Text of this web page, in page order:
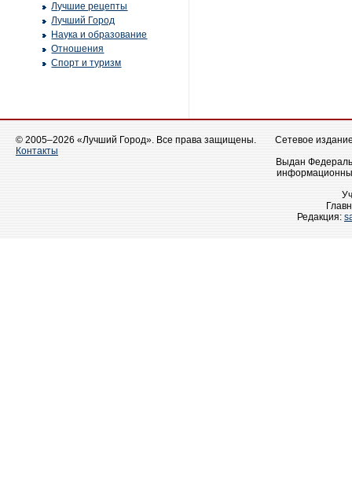
Лучшие рецепты
Лучший Город
Наука и образование
Отношения
Спорт и туризм
© 2005–2026 «Лучший Город». Все права защищены.
Контакты
Сетевое
Выдан
Редакция: